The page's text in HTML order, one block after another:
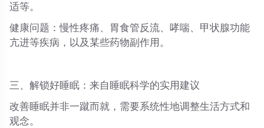
适等。
健康问题 ：慢性疼痛、胃食管反流、哮喘、甲状腺功能
亢进等疾病，以及某些药物副作用。
三、解锁好睡眠：来自睡眠科学的实用建议
改善睡眠并非一蹴而就，需要系统性地调整生活方式和
观念。